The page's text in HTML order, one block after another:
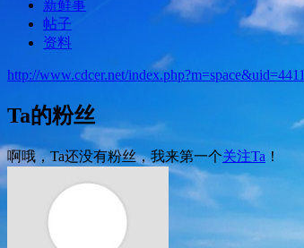
新鲜事
帖子
资料
http://www.cdcer.net/index.php?m=space&uid=4411
Ta的粉丝
啊哦，Ta还没有粉丝，我来第一个关注Ta ！